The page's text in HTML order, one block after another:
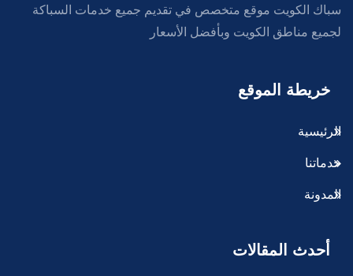
سباك الكويت موقع متخصص في تقديم جميع خدمات السباكة
لجميع مناطق الكويت وبأفضل الأسعار
خريطة الموقع
الرئيسية
خدماتنا
المدونة
أحدث المقالات